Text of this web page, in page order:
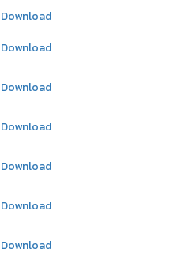
Download
Download
Download
Download
Download
Download
Download